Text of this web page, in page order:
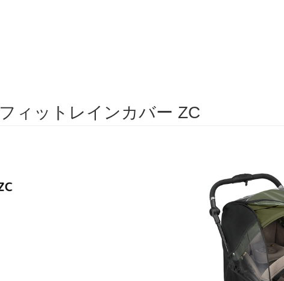
ィットレインカバー ZC